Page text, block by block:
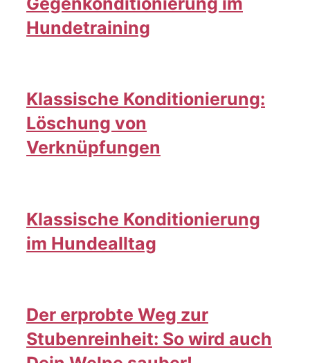
Hundetraining
Klassische Konditionierung:
Löschung von
Verknüpfungen
Klassische Konditionierung
im Hundealltag
Der erprobte Weg zur
Stubenreinheit: So wird auch